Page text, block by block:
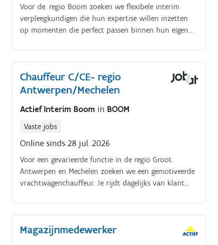
Voor de. regio Boom zoeken we flexibele interim
verpleegkundigen die hun expertise willen inzetten
op momenten die perfect passen binnen hun eigen
Chauffeur C/CE- regio
Antwerpen/Mechelen
Actief Interim Boom in BOOM
Vaste jobs
Online sinds 28 jul. 2026
Voor een gevarieerde functie in de regio Groot
Antwerpen en Mechelen zoeken we een gemotiveerde
vrachtwagenchauffeur. Je rijdt dagelijks van klant
Magazijnmedewerker